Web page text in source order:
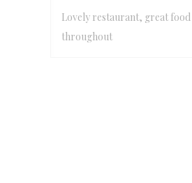
Lovely restaurant, great food
throughout